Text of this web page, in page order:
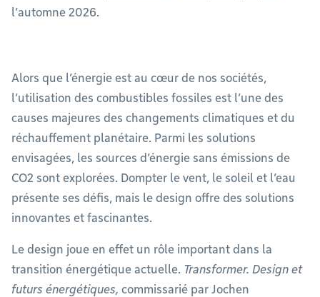
l’automne 2026.
Alors que l’énergie est au cœur de nos sociétés,
l’utilisation des combustibles fossiles est l’une des
causes majeures des changements climatiques et du
réchauffement planétaire. Parmi les solutions
envisagées, les sources d’énergie sans émissions de
CO2 sont explorées. Dompter le vent, le soleil et l’eau
présente ses défis, mais le design offre des solutions
innovantes et fascinantes.
Le design joue en effet un rôle important dans la
transition énergétique actuelle. Transformer. Design et
futurs énergétiques, commissarié par Jochen